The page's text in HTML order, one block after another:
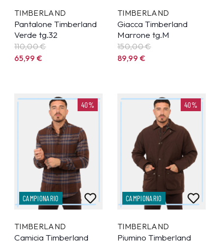
TIMBERLAND
Pantalone Timberland
Verde tg.32
110,00 €
65,99€
TIMBERLAND
Giacca Timberland
Marrone tg.M
150,00 €
89,99€
40%
CAMPIONARIO
TIMBERLAND
Camicia Timberland
40%
CAMPIONARIO
TIMBERLAND
Piumino Timberland